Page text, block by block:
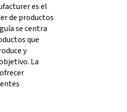
es el
de productos
se centra
que
y
La